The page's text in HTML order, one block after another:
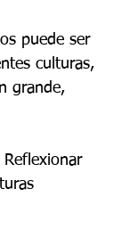
puede ser
culturas,
grande,